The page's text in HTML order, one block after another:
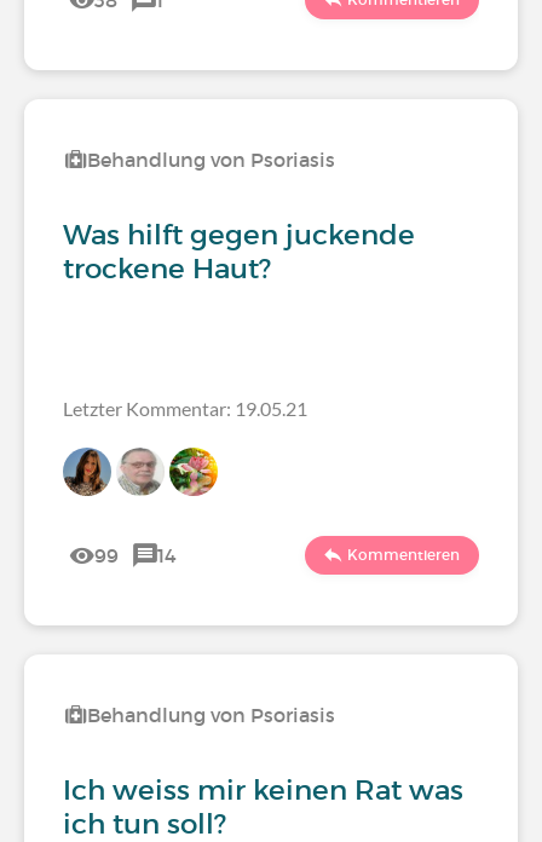
Behandlung von Psoriasis
Was hilft gegen juckende
trockene Haut?
Letzter Kommentar: 19.05.21
99 14 Kommentieren
Behandlung von Psoriasis
Ich weiss mir keinen Rat was
ich tun soll?